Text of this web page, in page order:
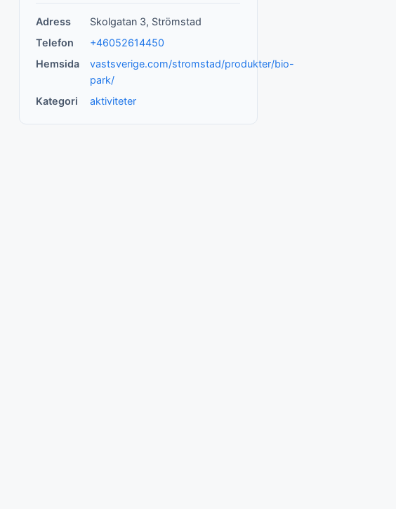
Adress
Skolgatan 3, Strömstad
Telefon
+46052614450
Hemsida
vastsverige.com/stromstad/produkter/bio-
park/
Kategori
aktiviteter